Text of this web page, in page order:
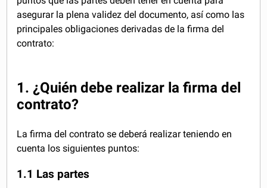
asegurar la plena validez del documento, así como las
principales obligaciones derivadas de la firma del
contrato:
1. ¿Quién debe realizar la firma del
contrato?
La firma del contrato se deberá realizar teniendo en
cuenta los siguientes puntos:
1.1 Las partes